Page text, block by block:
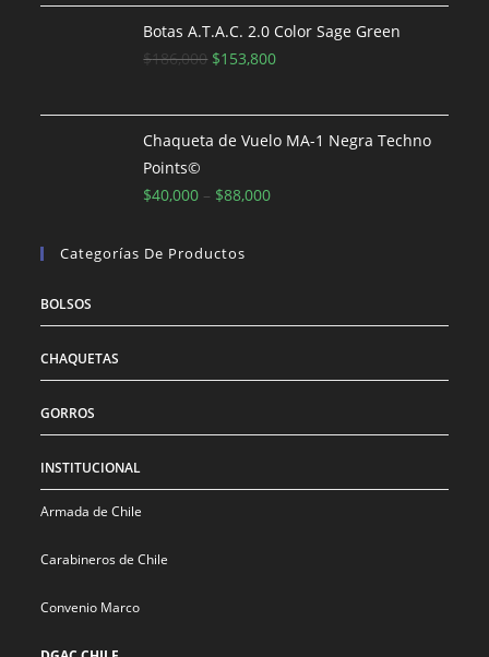
era:
$100,000.
es:
$90,000.
Botas A.T.A.C. 2.0 Color Sage Green
$186,000 El
original
era:
$153,800El
actual
es:
Chaqueta de Vuelo MA-1 Negra Techno
Points©
$40,000 – $88,000
Categorías De Productos
BOLSOS
CHAQUETAS
GORROS
INSTITUCIONAL
Armada de Chile
Carabineros de Chile
Convenio Marco